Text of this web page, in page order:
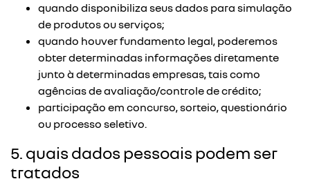
quando disponibiliza seus dados para simulação
de produtos ou serviços;
quando houver fundamento legal, poderemos
obter determinadas informações diretamente
junto à determinadas empresas, tais como
agências de avaliação/controle de crédito;
participação em concurso, sorteio, questionário
ou processo seletivo.
5. quais dados pessoais podem ser
tratados